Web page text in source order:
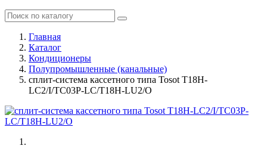
Главная
Каталог
Кондиционеры
Полупромышленные (канальные)
сплит-система кассетного типа Tosot T18H-
LC2/I/TС03P-LC/T18H-LU2/O